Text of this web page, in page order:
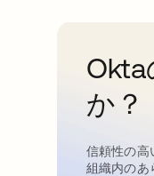
か？
信頼性の高
組織内のあ